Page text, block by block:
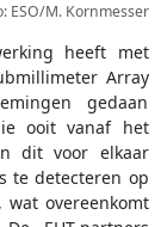
ESO/M. Kornmesser
heeft met
Array
gedaan
ooit vanaf het
dit voor elkaar
te detecteren op
overeenkomt